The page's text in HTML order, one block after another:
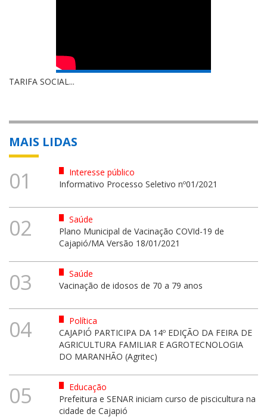
TARIFA SOCIAL...
MAIS LIDAS
01
Interesse público
Informativo Processo Seletivo nº01/2021
02
Saúde
Plano Municipal de Vacinação COVId-19 de
Cajapió/MA Versão 18/01/2021
03
Saúde
Vacinação de idosos de 70 a 79 anos
04
Política
CAJAPIÓ PARTICIPA DA 14º EDIÇÃO DA FEIRA DE
AGRICULTURA FAMILIAR E AGROTECNOLOGIA
DO MARANHÃO (Agritec)
05
Educação
Prefeitura e SENAR iniciam curso de piscicultura na
cidade de Cajapió